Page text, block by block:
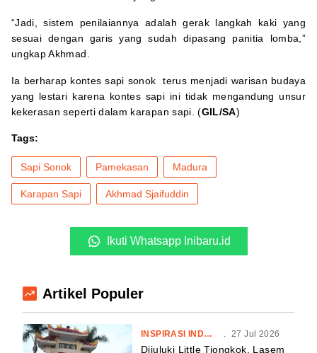
“Jadi, sistem penilaiannya adalah gerak langkah kaki yang
sesuai dengan garis yang sudah dipasang panitia lomba,”
ungkap Akhmad.
Ia berharap kontes sapi sonok terus menjadi warisan budaya
yang lestari karena kontes sapi ini tidak mengandung unsur
kekerasan seperti dalam karapan sapi. (GIL/SA)
Tags:
Sapi Sonok Pamekasan Madura
Karapan Sapi Akhmad Sjaifuddin
Ikuti Whatsapp Inibaru.id
Artikel Populer
INSPIRASI INDONESIA . 27 Jul 2026
Dijuluki Little Tiongkok, Lasem